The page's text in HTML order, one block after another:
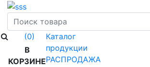
(0)
В
КОРЗИНЕ
Каталог
продукции
РАСПРОДАЖА